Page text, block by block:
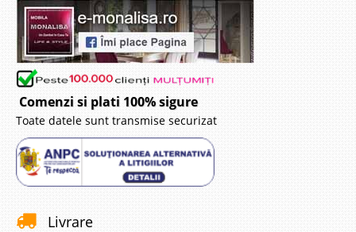
Comenzi si plati 100% sigure
Toate datele sunt transmise securizat
Livrare